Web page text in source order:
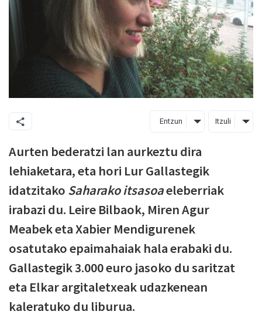
Entzun Itzuli
Aurten bederatzi lan aurkeztu dira
lehiaketara, eta hori Lur Gallastegik
idatzitako Saharako itsasoaeleberriak
irabazi du. Leire Bilbaok, Miren Agur
Meabek eta Xabier Mendigurenek
osatutako epaimahaiak hala erabaki du.
Gallastegik 3.000 euro jasoko du saritzat
eta Elkar argitaletxeak udazkenean
kaleratuko du liburua.